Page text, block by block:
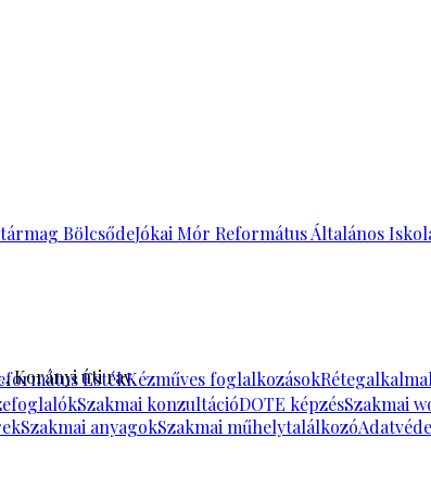
BölcsődeJókai Mór Református Általános
EstékKézműves foglalkozások
Szakmai konzultációDOTE képzésSzakmai
Szakmai anyagokSzakmai műhelytalálkozó
Korányi úti rav.